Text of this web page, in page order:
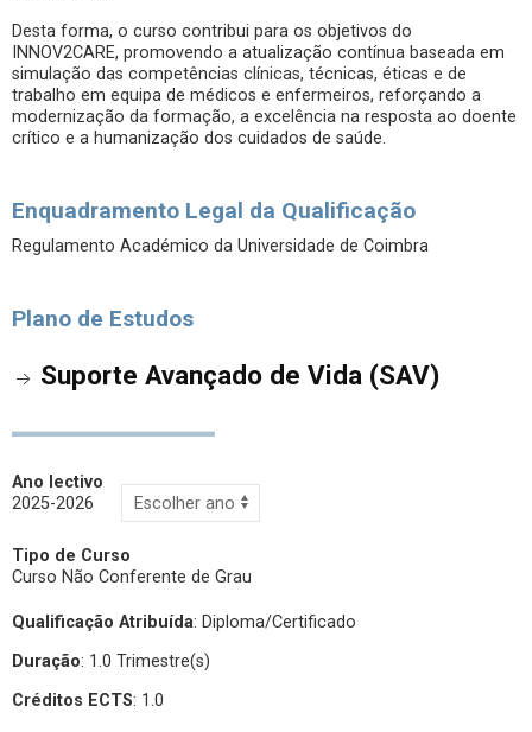
Desta forma, o curso contribui para os objetivos do
INNOV2CARE, promovendo a atualização contínua baseada em
simulação das competências clínicas, técnicas, éticas e de
trabalho em equipa de médicos e enfermeiros, reforçando a
modernização da formação, a excelência na resposta ao doente
crítico e a humanização dos cuidados de saúde.
Enquadramento Legal da Qualificação
Regulamento Académico da Universidade de Coimbra
Plano de Estudos
Suporte Avançado de Vida (SAV)
Ano lectivo
2025-2026
Tipo de Curso
Curso Não Conferente de Grau
Qualificação Atribuída: Diploma/Certificado
Duração: 1.0 Trimestre(s)
Créditos ECTS: 1.0